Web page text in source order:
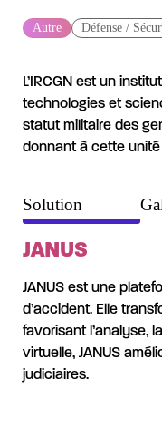
Autre Défense /
L’IRCGN est un
technologies et
statut militaire des
donnant à cette
Solution
JANUS
JANUS est une
d’accident. Elle
favorisant l’analyse,
virtuelle, JANUS
judiciaires.